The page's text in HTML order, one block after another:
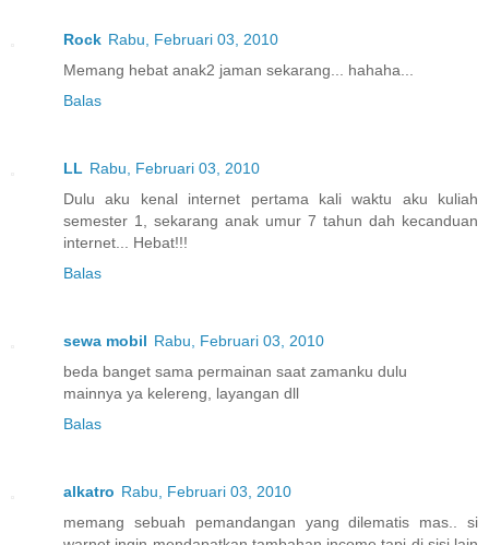
Rock Rabu, Februari 03, 2010
Memang hebat anak2 jaman sekarang... hahaha...
Balas
LL Rabu, Februari 03, 2010
Dulu aku kenal internet pertama kali waktu aku kuliah
semester 1, sekarang anak umur 7 tahun dah kecanduan
internet... Hebat!!!
Balas
sewa mobil Rabu, Februari 03, 2010
beda banget sama permainan saat zamanku dulu
mainnya ya kelereng, layangan dll
Balas
alkatro Rabu, Februari 03, 2010
memang sebuah pemandangan yang dilematis mas.. si